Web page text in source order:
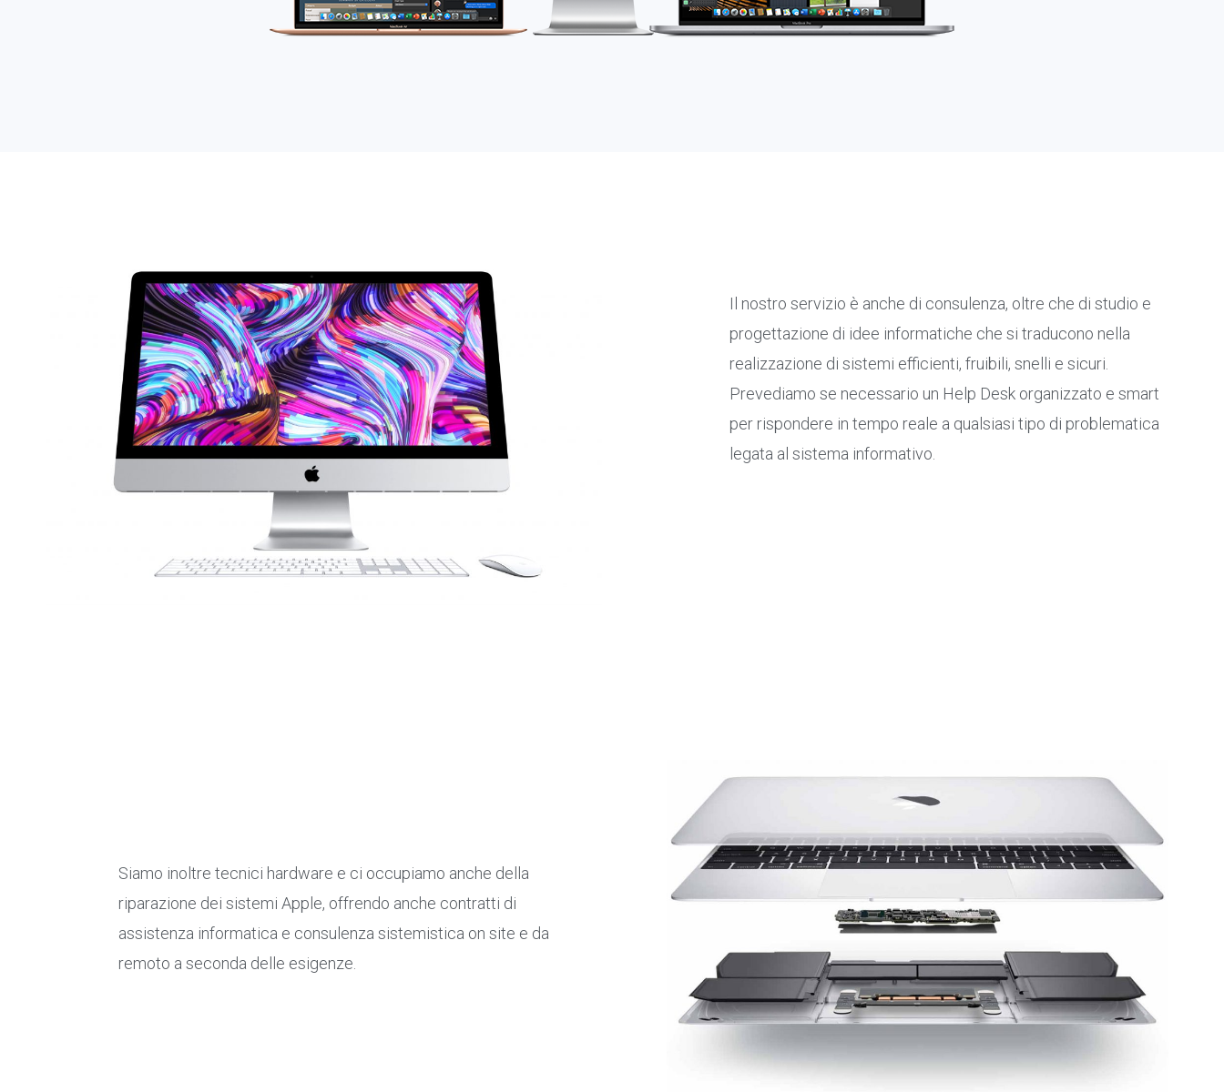
Il nostro servizio è anche di consulenza, oltre che di studio e
progettazione di idee informatiche che si traducono nella
realizzazione di sistemi efficienti, fruibili, snelli e sicuri.
Prevediamo se necessario un Help Desk organizzato e smart
per rispondere in tempo reale a qualsiasi tipo di problematica
legata al sistema informativo.
Siamo inoltre tecnici hardware e ci occupiamo anche della
riparazione dei sistemi Apple, offrendo anche contratti di
assistenza informatica e consulenza sistemistica on site e da
remoto a seconda delle esigenze.